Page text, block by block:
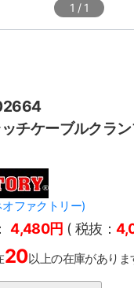
1 / 1
チケーブルクラ
オファクトリー)
4,480円 ( 税抜：
20以上の在庫がありま